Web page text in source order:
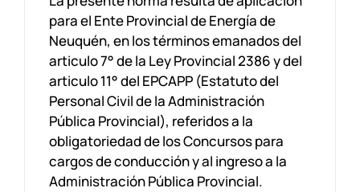
para el Ente Provincial de Energía de
Neuquén, en los términos emanados del
articulo 7° de la Ley Provincial 2386 y del
articulo 11° del EPCAPP (Estatuto del
Personal Civil de la Administración
Pública Provincial), referidos a la
obligatoriedad de los Concursos para
cargos de conducción y al ingreso a la
Administración Pública Provincial.